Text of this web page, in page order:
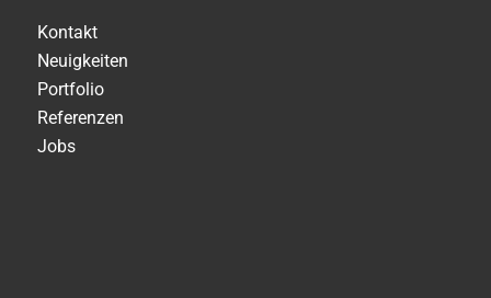
Kontakt
Neuigkeiten
Portfolio
Referenzen
Jobs